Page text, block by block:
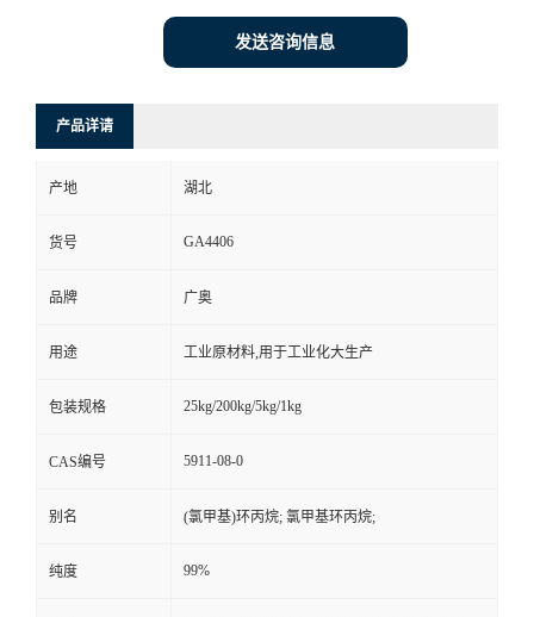
发送咨询信息
产品详请
产地 湖北
货号 GA4406
品牌 广奥
用途 工业原材料,用于工业化大生产
包装规格 25kg/200kg/5kg/1kg
CAS编号 5911-08-0
别名 (氯甲基)环丙烷; 氯甲基环丙烷;
纯度 99%